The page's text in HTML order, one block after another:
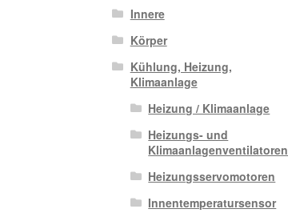
Innere
Körper
Kühlung, Heizung,
Klimaanlage
Heizung / Klimaanlage
Heizungs- und
Klimaanlagenventilatoren
Heizungsservomotoren
Innentemperatursensor